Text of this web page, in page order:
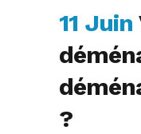
11 Juin
?